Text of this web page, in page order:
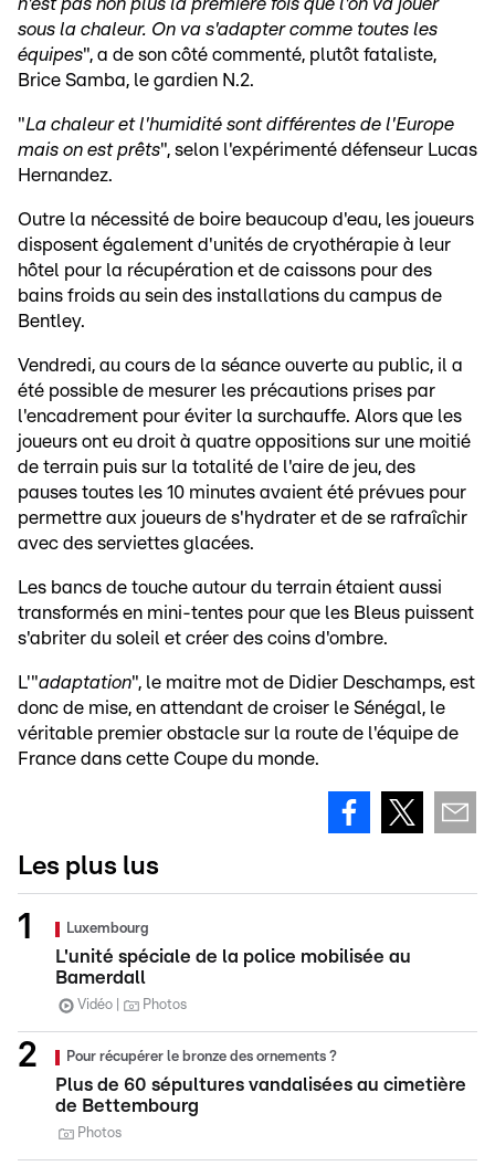
n'est pas non plus la première fois que l'on va jouer
sous la chaleur. On va s'adapter comme toutes les
équipes", a de son côté commenté, plutôt fataliste,
Brice Samba, le gardien N.2.
"La chaleur et l'humidité sont différentes de l'Europe
mais on est prêts", selon l'expérimenté défenseur Lucas
Hernandez.
Outre la nécessité de boire beaucoup d'eau, les joueurs
disposent également d'unités de cryothérapie à leur
hôtel pour la récupération et de caissons pour des
bains froids au sein des installations du campus de
Bentley.
Vendredi, au cours de la séance ouverte au public, il a
été possible de mesurer les précautions prises par
l'encadrement pour éviter la surchauffe. Alors que les
joueurs ont eu droit à quatre oppositions sur une moitié
de terrain puis sur la totalité de l'aire de jeu, des
pauses toutes les 10 minutes avaient été prévues pour
permettre aux joueurs de s'hydrater et de se rafraîchir
avec des serviettes glacées.
Les bancs de touche autour du terrain étaient aussi
transformés en mini-tentes pour que les Bleus puissent
s'abriter du soleil et créer des coins d'ombre.
L'"adaptation", le maitre mot de Didier Deschamps, est
donc de mise, en attendant de croiser le Sénégal, le
véritable premier obstacle sur la route de l'équipe de
France dans cette Coupe du monde.
Les plus lus
Luxembourg
L'unité spéciale de la police mobilisée au
Bamerdall
Vidéo Photos
Pour récupérer le bronze des ornements ?
Plus de 60 sépultures vandalisées au cimetière
de Bettembourg
Photos